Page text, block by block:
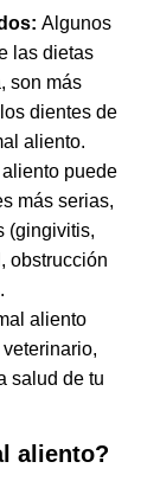
Algunos
las dietas
son más
dientes de
aliento.
puede
más serias,
(gingivitis,
obstrucción
aliento
salud de tu
aliento?